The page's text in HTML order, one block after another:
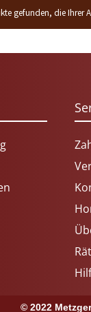
gefunden, die Ihrer
© 2022